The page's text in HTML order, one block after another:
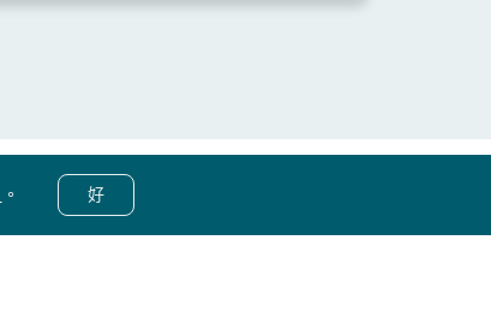
。 好